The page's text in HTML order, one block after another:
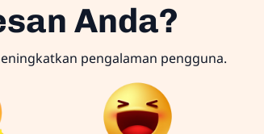
Anda?
pengalaman pengguna.